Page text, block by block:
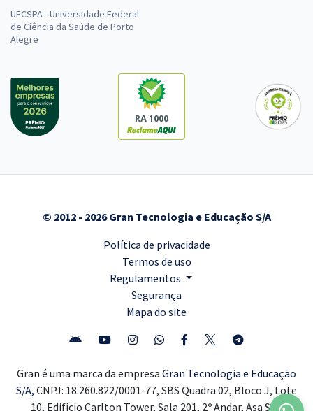
UFCSPA - Universidade Federal
de Ciência da Saúde de Porto
Alegre
RA 1000
© 2012 - 2026 Gran Tecnologia e Educação S/A
Política de privacidade
Termos de uso
Regulamentos
Segurança
Mapa do site
Gran é uma marca da empresa Gran Tecnologia e Educação
S/A, CNPJ: 18.260.822/0001-77, SBS Quadra 02, Bloco J, Lote
10, Edifício Carlton Tower, Sala 201, 2º Andar, Asa Sul,